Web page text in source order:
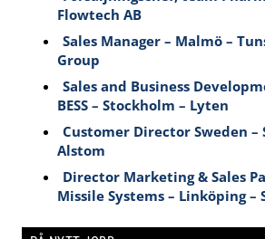
Flowtech AB
Sales Manager – Malmö –
Group
Sales and Business
BESS – Stockholm – Lyten
Customer Director Sweden –
Alstom
Director Marketing & Sales
Missile Systems – Linköping –